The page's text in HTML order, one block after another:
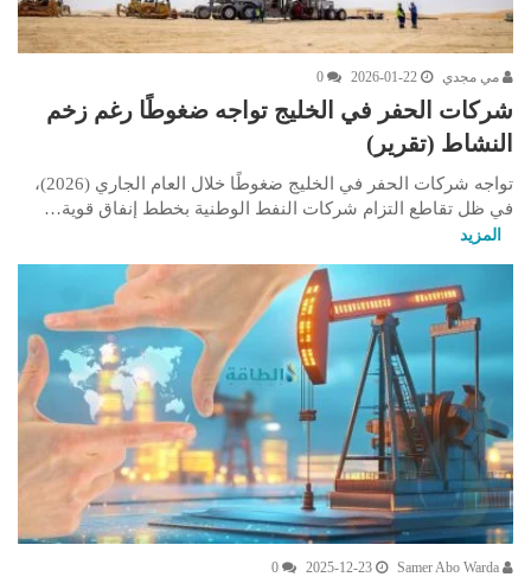
مي مجدي 2026-01-22
0
شركات الحفر في الخليج تواجه ضغوطًا رغم زخم
النشاط (تقرير)
تواجه شركات الحفر في الخليج ضغوطًا خلال العام الجاري (2026)،
في ظل تقاطع التزام شركات النفط الوطنية بخطط إنفاق قوية…
المزيد
2025-12-23
0